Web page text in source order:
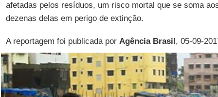
afetadas pelos resíduos, um risco mortal que se soma
dezenas delas em perigo de extinção.
A reportagem foi publicada por Agência Brasil, 05-09-